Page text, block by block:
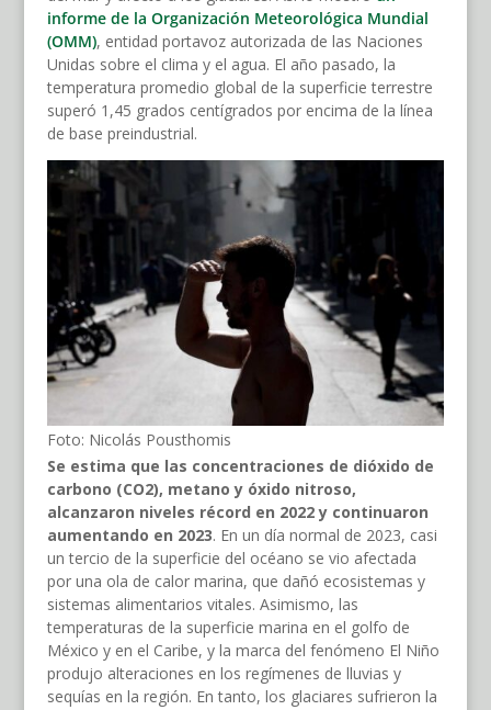
informe de la Organización Meteorológica Mundial
(OMM), entidad portavoz autorizada de las Naciones
Unidas sobre el clima y el agua. El año pasado, la
temperatura promedio global de la superficie terrestre
superó 1,45 grados centígrados por encima de la línea
de base preindustrial.
Foto: Nicolás Pousthomis
Se estima que las concentraciones de dióxido de
carbono (CO2), metano y óxido nitroso,
alcanzaron niveles récord en 2022 y continuaron
aumentando en 2023. En un día normal de 2023, casi
un tercio de la superficie del océano se vio afectada
por una ola de calor marina, que dañó ecosistemas y
sistemas alimentarios vitales. Asimismo, las
temperaturas de la superficie marina en el golfo de
México y en el Caribe, y la marca del fenómeno El Niño
produjo alteraciones en los regímenes de lluvias y
sequías en la región. En tanto, los glaciares sufrieron la